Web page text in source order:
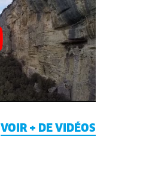
VOIR + DE VIDÉOS